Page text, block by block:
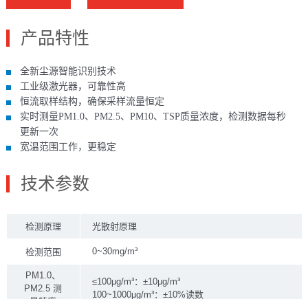
产品特性
全新尘源智能识别技术
工业级激光器，可靠性高
恒流取样结构，确保采样流量恒定
实时测量PM1.0、PM2.5、PM10、TSP质量浓度，检测数据每秒
更新一次
宽温范围工作，更稳定
技术参数
检测原理 光散射原理
检测范围 0~30mg/m³
PM1.0、
PM2.5 测
≤100μg/m³：±10μg/m³
100~1000μg/m³：±10%读数